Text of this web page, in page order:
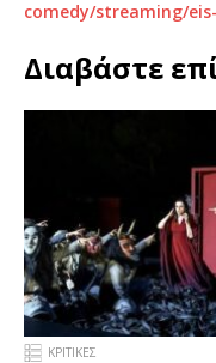
comedy/streaming/
Διαβάστε
ΚΡΙΤΙΚΕΣ